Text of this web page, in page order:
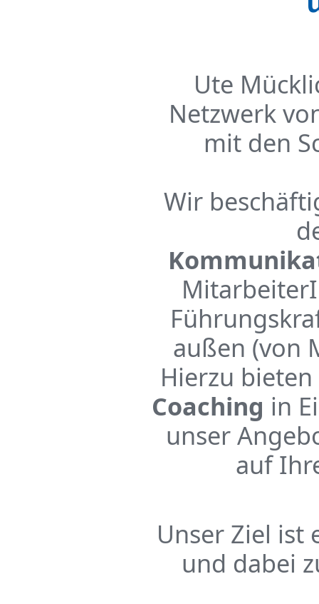
Ute
Netzwerk
mit den
Wir
außen (von
Hierzu
Coaching in
unser
auf
Unser Ziel ist
und dabei